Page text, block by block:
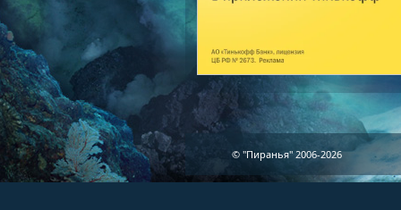
© "Пиранья" 2006-2026